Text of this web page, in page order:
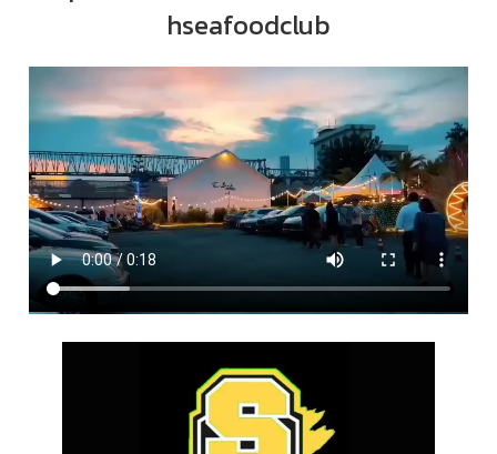
hseafoodclub